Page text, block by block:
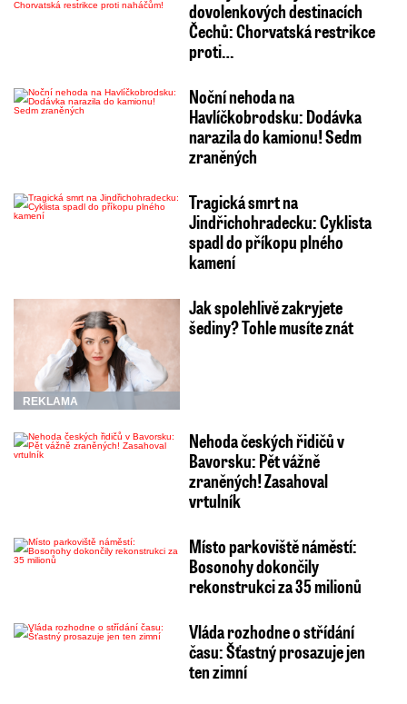
dovolenkových destinacích
Čechů: Chorvatská restrikce
proti…
Noční nehoda na
Havlíčkobrodsku: Dodávka
narazila do kamionu! Sedm
zraněných
Tragická smrt na
Jindřichohradecku: Cyklista
spadl do příkopu plného
kamení
REKLAMA
Jak spolehlivě zakryjete
šediny? Tohle musíte znát
Nehoda českých řidičů v
Bavorsku: Pět vážně
zraněných! Zasahoval
vrtulník
Místo parkoviště náměstí:
Bosonohy dokončily
rekonstrukci za 35 milionů
Vláda rozhodne o střídání
času: Šťastný prosazuje jen
ten zimní